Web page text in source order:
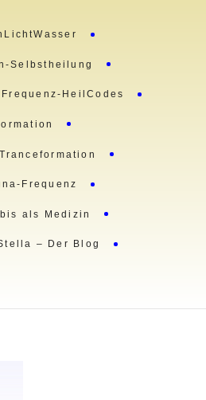
Selbstheilung
HeilCodes
Frequenz
als Medizin
– Der Blog